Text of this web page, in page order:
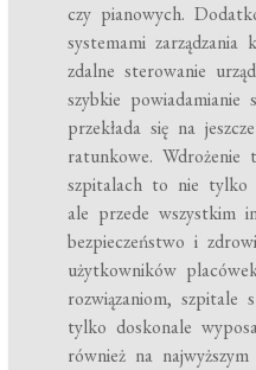
czy pianowych.
systemami zarządzania
zdalne sterowanie
szybkie powiadamianie
przekłada się na
ratunkowe. Wdrożenie
szpitalach to nie tylko
ale przede wszystkim
bezpieczeństwo i
użytkowników
rozwiązaniom, szpitale
tylko doskonale
również na